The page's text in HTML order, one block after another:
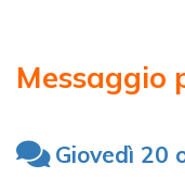
Messaggio
Giovedì 20